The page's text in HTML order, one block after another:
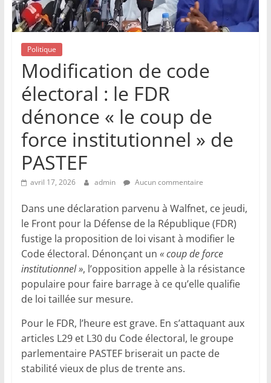
Politique
Modification de code
électoral : le FDR
dénonce « le coup de
force institutionnel » de
PASTEF
avril 17, 2026 admin Aucun commentaire
Dans une déclaration parvenu à Walfnet, ce jeudi,
le Front pour la Défense de la République (FDR)
fustige la proposition de loi visant à modifier le
Code électoral. Dénonçant un « coup de force
institutionnel », l’opposition appelle à la résistance
populaire pour faire barrage à ce qu’elle qualifie
de loi taillée sur mesure.
Pour le FDR, l’heure est grave. En s’attaquant aux
articles L29 et L30 du Code électoral, le groupe
parlementaire PASTEF briserait un pacte de
stabilité vieux de plus de trente ans.